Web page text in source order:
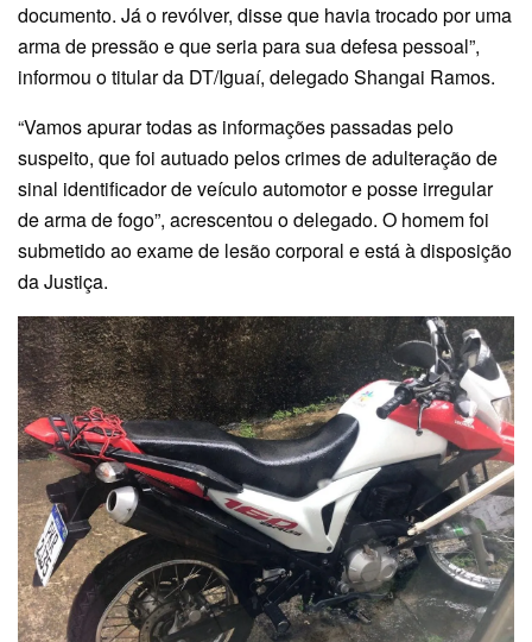
documento. Já o revólver, disse que havia trocado por uma
arma de pressão e que seria para sua defesa pessoal”,
informou o titular da DT/Iguaí, delegado Shangai Ramos.
“Vamos apurar todas as informações passadas pelo
suspeito, que foi autuado pelos crimes de adulteração de
sinal identificador de veículo automotor e posse irregular
de arma de fogo”, acrescentou o delegado. O homem foi
submetido ao exame de lesão corporal e está à disposição
da Justiça.